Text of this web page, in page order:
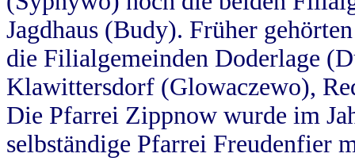
Jagdhaus (Budy). Früher
die Filialgemeinden Doderlage
Klawittersdorf (Glowaczewo),
Die Pfarrei Zippnow wurde im
selbständige Pfarrei Freudenfier